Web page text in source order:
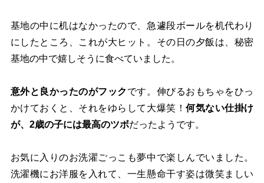
基地の中に机はなかったので、急遽段ボールを机代わり
にしたところ、これが大ヒット。その日の夕飯は、秘密
基地の中で嬉しそうに食べていました。
意外と良かったのがフック です。伸びるおもちゃをひっ
かけておくと、それをゆらして大爆笑！何気ない仕掛け
が、2歳の子には最高のツボだったようです。
お気に入りのお洗濯ごっこも夢中で楽しんでいました。
洗濯機にお洋服を入れて、一生懸命干す姿は微笑ましい